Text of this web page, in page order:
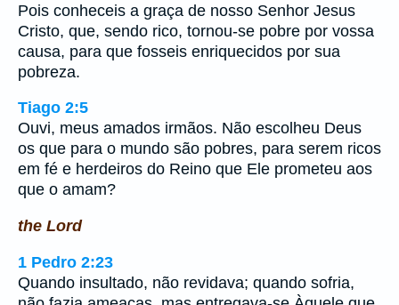
Pois conheceis a graça de nosso Senhor Jesus
Cristo, que, sendo rico, tornou-se pobre por vossa
causa, para que fosseis enriquecidos por sua
pobreza.
Tiago 2:5
Ouvi, meus amados irmãos. Não escolheu Deus
os que para o mundo são pobres, para serem ricos
em fé e herdeiros do Reino que Ele prometeu aos
que o amam?
the Lord
1 Pedro 2:23
Quando insultado, não revidava; quando sofria,